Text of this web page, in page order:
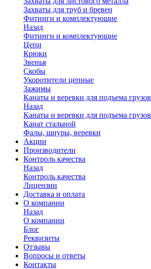
Захваты для труб и бревен
Фитинги и комплектующие
Назад
Фитинги и комплектующие
Цепи
Крюки
Звенья
Скобы
Укоротители цепные
Зажимы
Канаты и веревки для подъема грузов
Назад
Канаты и веревки для подъема грузов
Канат стальной
Фалы, шнуры, веревки
Акции
Производители
Контроль качества
Назад
Контроль качества
Лицензии
Доставка и оплата
О компании
Назад
О компании
Блог
Реквизиты
Отзывы
Вопросы и ответы
Контакты